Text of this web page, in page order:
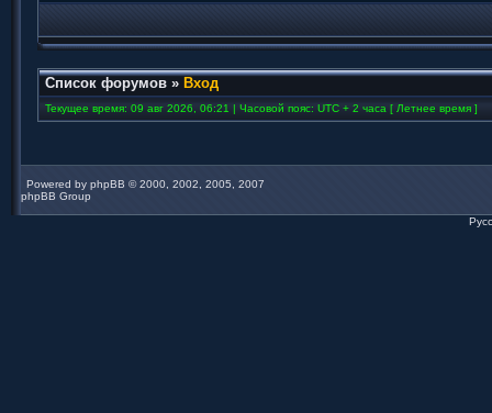
Список форумов » Вход
Текущее время: 09 авг 2026, 06:21 | Часовой пояс: UTC + 2 часа [ Летнее время ]
Powered by phpBB © 2000, 2002, 2005, 2007
phpBB Group